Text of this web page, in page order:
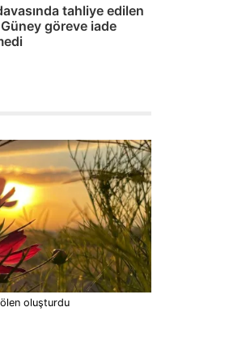
tahliye edilen
göreve iade
oluşturdu